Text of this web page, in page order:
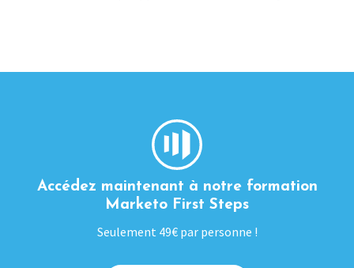
Accédez maintenant à notre formation
Marketo First Steps
Seulement 49€ par personne !